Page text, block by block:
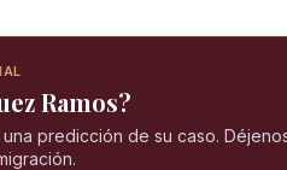
Ramos?
predicción de su caso.